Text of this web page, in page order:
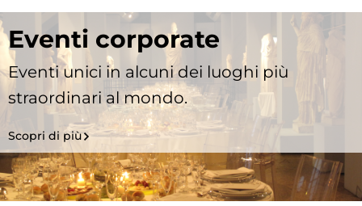
Eventi corporate
Eventi unici in alcuni dei luoghi più
straordinari al mondo.
Scopri di più